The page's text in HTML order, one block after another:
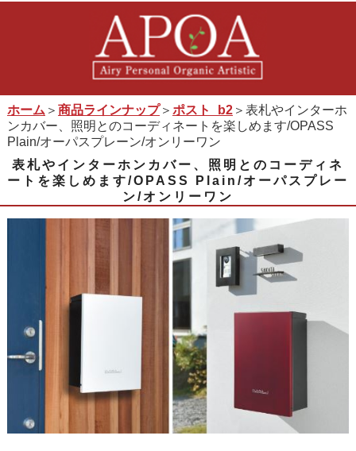
ホーム ＞ 商品ラインナップ＞ ポスト_b2＞表札やインターホ
ンカバー、照明とのコーディネートを楽しめます/OPASS
Plain/オーパスプレーン/オンリーワン
表札やインターホンカバー、照明とのコーディネ
ートを楽しめます/OPASS Plain/オーパスプレー
ン/オンリーワン